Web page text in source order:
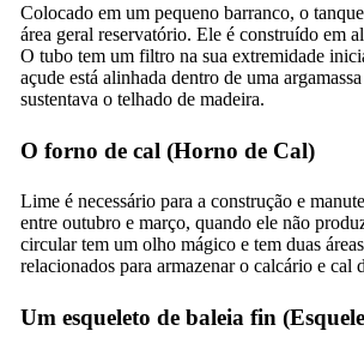
Colocado em um pequeno barranco, o
área geral reservatório. Ele é construído em
O tubo tem um filtro na sua extremidade
açude está alinhada dentro de uma
sustentava o telhado de madeira.
O forno de cal (Horno de Cal)
Lime é necessário para a construção e
entre outubro e março, quando ele não
circular tem um olho mágico e tem duas
relacionados para armazenar o calcário e cal
Um esqueleto de baleia fin (